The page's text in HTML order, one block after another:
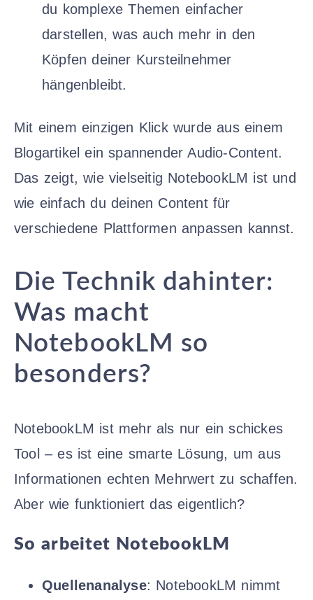
du komplexe Themen einfacher
darstellen, was auch mehr in den
Köpfen deiner Kursteilnehmer
hängenbleibt.
Mit einem einzigen Klick wurde aus einem
Blogartikel ein spannender Audio-Content.
Das zeigt, wie vielseitig NotebookLM ist und
wie einfach du deinen Content für
verschiedene Plattformen anpassen kannst.
Die Technik dahinter:
Was macht
NotebookLM so
besonders?
NotebookLM ist mehr als nur ein schickes
Tool – es ist eine smarte Lösung, um aus
Informationen echten Mehrwert zu schaffen.
Aber wie funktioniert das eigentlich?
So arbeitet NotebookLM
Quellenanalyse: NotebookLM nimmt